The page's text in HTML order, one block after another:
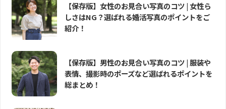
【保存版】女性のお見合い写真のコツ | 女性ら
しさはNG？選ばれる婚活写真のポイントをご
紹介！
【保存版】男性のお見合い写真のコツ | 服装や
表情、撮影時のポーズなど選ばれるポイントを
総まとめ！